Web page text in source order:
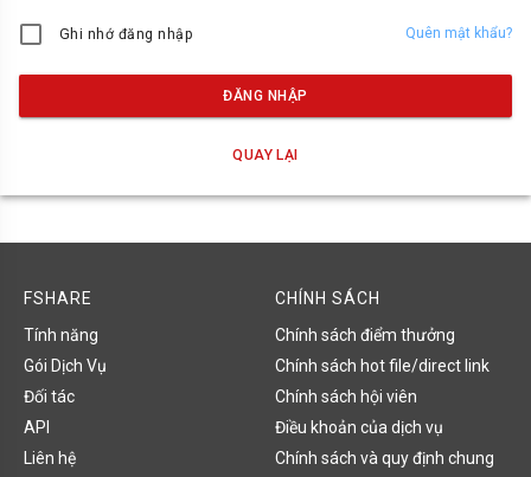
Ghi nhớ đăng nhập Quên mật khẩu?
ĐĂNG NHẬP
QUAY LẠI
FSHARE
Tính năng
Gói Dịch Vụ
Đối tác
API
Liên hệ
CHÍNH SÁCH
Chính sách điểm thưởng
Chính sách hot file/direct link
Chính sách hội viên
Điều khoản của dịch vụ
Chính sách và quy định chung